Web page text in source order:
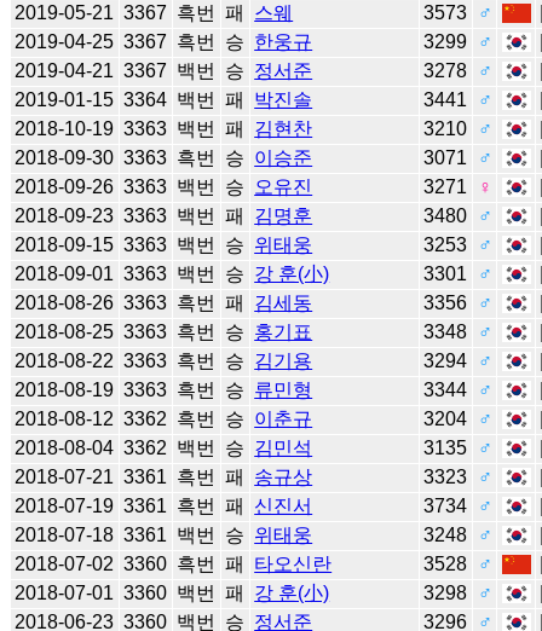
2019-05-21 3367 흑번 패 스웨 3573 ♂
2019-04-25 3367 흑번 승 한웅규 3299 ♂
2019-04-21 3367 백번 승 정서준 3278 ♂
2019-01-15 3364 백번 패 박진솔 3441 ♂
2018-10-19 3363 백번 패 김현찬 3210 ♂
2018-09-30 3363 흑번 승 이승준 3071 ♂
2018-09-26 3363 백번 승 오유진 3271 ♀
2018-09-23 3363 백번 패 김명훈 3480 ♂
2018-09-15 3363 백번 승 위태웅 3253 ♂
2018-09-01 3363 백번 승 강 훈(小) 3301 ♂
2018-08-26 3363 흑번 패 김세동 3356 ♂
2018-08-25 3363 흑번 승 홍기표 3348 ♂
2018-08-22 3363 흑번 승 김기용 3294 ♂
2018-08-19 3363 흑번 승 류민형 3344 ♂
2018-08-12 3362 흑번 승 이춘규 3204 ♂
2018-08-04 3362 백번 승 김민석 3135 ♂
2018-07-21 3361 흑번 패 송규상 3323 ♂
2018-07-19 3361 흑번 패 신진서 3734 ♂
2018-07-18 3361 백번 승 위태웅 3248 ♂
2018-07-02 3360 흑번 패 타오신란 3528 ♂
2018-07-01 3360 백번 패 강 훈(小) 3298 ♂
2018-06-23 3360 백번 승 정서준 3296 ♂